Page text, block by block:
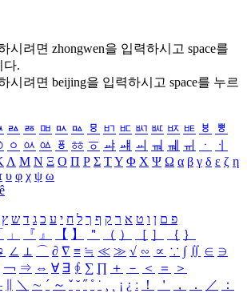
시려면 zhongwen을 입력하시고 space를
다.
시려면 beijing을 입력하시고 space를 누르
ㅬ ㅭ ㅮ ㅯ ㅰ ㅱ ㅲ ㅳ ㅴ ㅵ ㅶ ㅷ ㅸ
ㅹ
ㆁ ㆂ ㆃ ㆄ ㆅ ㆆ ㆇ ㆈ ㆉ ㆊ ㆋ ㆌ ㆍ
ㆎ
Λ Μ Ν Ξ Ο Π Ρ Σ ΤΥ Φ Χ Ψ Ω α β γ δ ε ζ η
υ φ χ ψ ω
ê
פ ם ן ו ט א ר ק ף ך ל ח י ע כ ג ד ש ץ
」 『 』 【 】 ＂ （ ） ［ ］ ｛ ｝
∠ ⊥ ⌒ ∂ ∇ ≡ ≒ ≪ ≫ √ ∽ ∝ ∵ ∫ ∬ ∈ ∋
￢ ⇒ ⇔ ∀ ∃ ∮ ∑ ∏ ＋ － ＜ ＝
＞
＼ ∼ ´ ～ ˇ ˘ ˝ ˚ ˙ ¸ ¡ ¿ ː ！ ＇ ， ． ／
：